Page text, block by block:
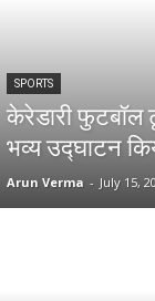
SPORTS
केरेडारी फुटबॉल
भव्य उद्घाटन
Arun Verma - July 15,